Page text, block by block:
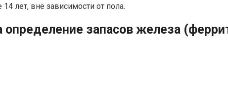
лет, вне зависимости от пола.
определение запасов железа